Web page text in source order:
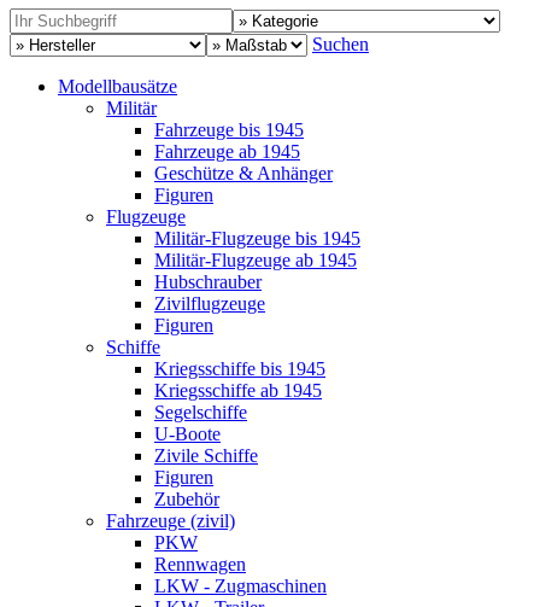
Suchen
Modellbausätze
Militär
Fahrzeuge bis 1945
Fahrzeuge ab 1945
Geschütze & Anhänger
Figuren
Flugzeuge
Militär-Flugzeuge bis 1945
Militär-Flugzeuge ab 1945
Hubschrauber
Zivilflugzeuge
Figuren
Schiffe
Kriegsschiffe bis 1945
Kriegsschiffe ab 1945
Segelschiffe
U-Boote
Zivile Schiffe
Figuren
Zubehör
Fahrzeuge (zivil)
PKW
Rennwagen
LKW - Zugmaschinen